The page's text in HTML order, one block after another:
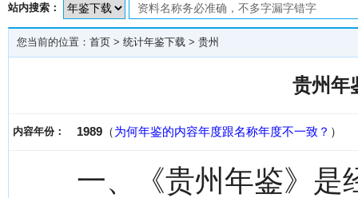
站内搜索：
您当前的位置： 首页 > 统计年鉴下载 > 贵州
贵州年
内容年份： 1989 （为何年鉴的内容年度跟名称年度不一致？ ）
一、《贵州年鉴》是